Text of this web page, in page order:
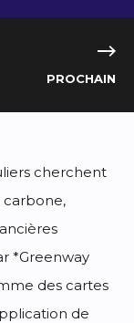
PROCHAIN
cherchent
*Greenway
des cartes
de